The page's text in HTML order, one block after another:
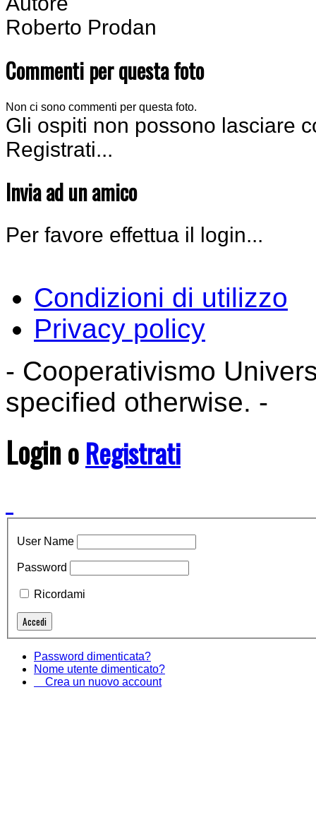
Roberto Prodan
Commenti per questa foto
Non ci sono commenti per questa foto.
Gli ospiti non possono lasciare
Registrati...
Invia ad un amico
Per favore effettua il login...
Condizioni di utilizzo
Privacy policy
- Cooperativismo
specified otherwise. -
LoginoRegistrati
User Name
Password
Ricordami
Password dimenticata?
Nome utente dimenticato?
Crea un nuovo account